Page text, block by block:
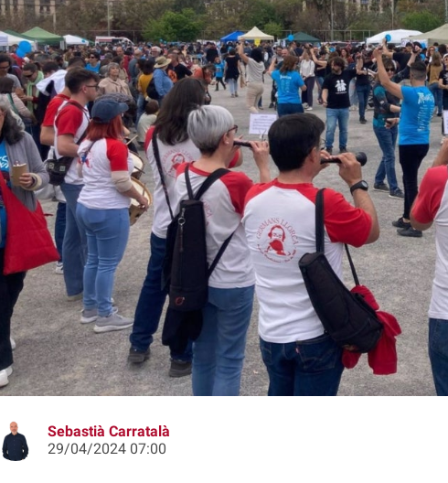
Trobada d'Escola Valenciana 2024 a València
Sebastià Carratalà
29/04/2024 07:00